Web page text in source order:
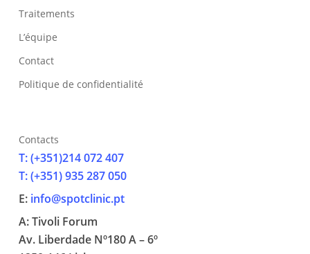
Traitements
L’équipe
Contact
Politique de confidentialité
Contacts
T: (+351)214 072 407
T: (+351) 935 287 050
E: info@spotclinic.pt
A: Tivoli Forum
Av. Liberdade Nº180 A – 6º